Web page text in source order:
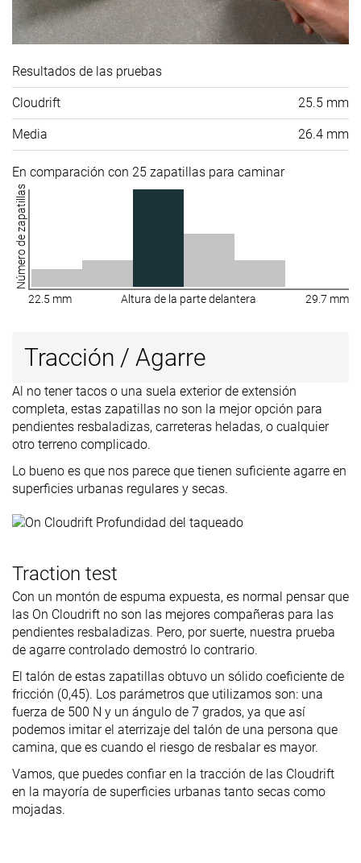
Resultados de las pruebas
Cloudrift 25.5 mm
Media 26.4 mm
En comparación con 25 zapatillas para caminar
Número de zapatillas
22.5 mm Altura de la parte delantera 29.7 mm
Tracción / Agarre
Al no tener tacos o una suela exterior de extensión
completa, estas zapatillas no son la mejor opción para
pendientes resbaladizas, carreteras heladas, o cualquier
otro terreno complicado.
Lo bueno es que nos parece que tienen suficiente agarre en
superficies urbanas regulares y secas.
Traction test
Con un montón de espuma expuesta, es normal pensar que
las On Cloudrift no son las mejores compañeras para las
pendientes resbaladizas. Pero, por suerte, nuestra prueba
de agarre controlado demostró lo contrario.
El talón de estas zapatillas obtuvo un sólido coeficiente de
fricción (0,45). Los parámetros que utilizamos son: una
fuerza de 500 N y un ángulo de 7 grados, ya que así
podemos imitar el aterrizaje del talón de una persona que
camina, que es cuando el riesgo de resbalar es mayor.
Vamos, que puedes confiar en la tracción de las Cloudrift
en la mayoría de superficies urbanas tanto secas como
mojadas.